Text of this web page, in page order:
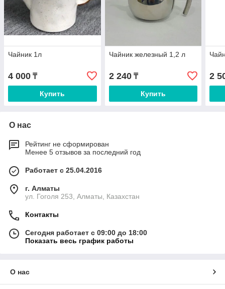
Чайник 1л
4 000 ₸
Купить
Чайник железный 1,2 л
2 240₸
Купить
2
О нас
Рейтинг не сформирован
Менее 5 отзывов за последний год
Работает с 25.04.2016
г. Алматы
ул. Гоголя 253, Алматы, Казахстан
Контакты
Сегодня работает с 09:00 до 18:00
Показать весь график работы
О нас